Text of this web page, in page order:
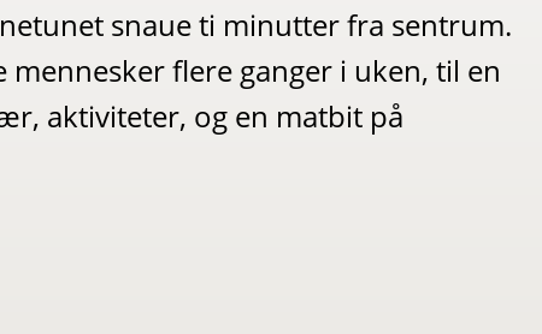
snaue ti minutter fra sentrum.
mennesker flere ganger i uken, til en
aktiviteter, og en matbit på